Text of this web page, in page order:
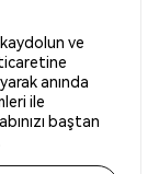
ve
anında
ile
baştan